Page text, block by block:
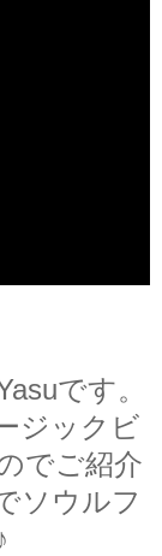
です。
ジックビ
でご紹介
ソウルフ